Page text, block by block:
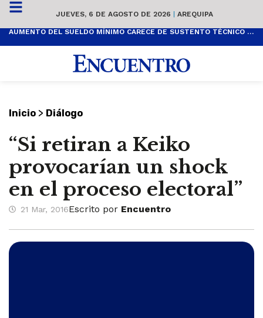
JUEVES, 6 DE AGOSTO DE 2026 | AREQUIPA
AUMENTO DEL SUELDO MÍNIMO CARECE DE SUSTENTO TÉCNICO Y ES POPULISTA
Inicio > Diálogo
“Si retiran a Keiko
provocarían un shock
en el proceso electoral”
21 Mar, 2016Escrito por Encuentro